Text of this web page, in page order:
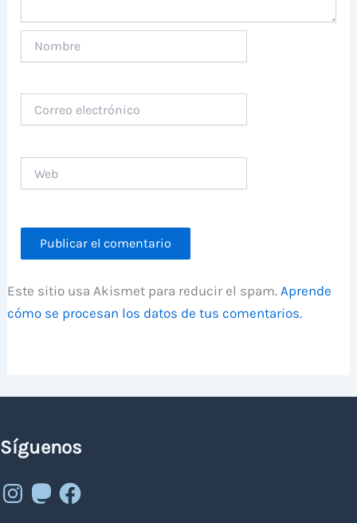
electrónico
Este sitio usa Akismet para reducir el spam.Aprende
cómo se procesan los datos de tus comentarios.
Síguenos
Instagram
MastodonFacebook